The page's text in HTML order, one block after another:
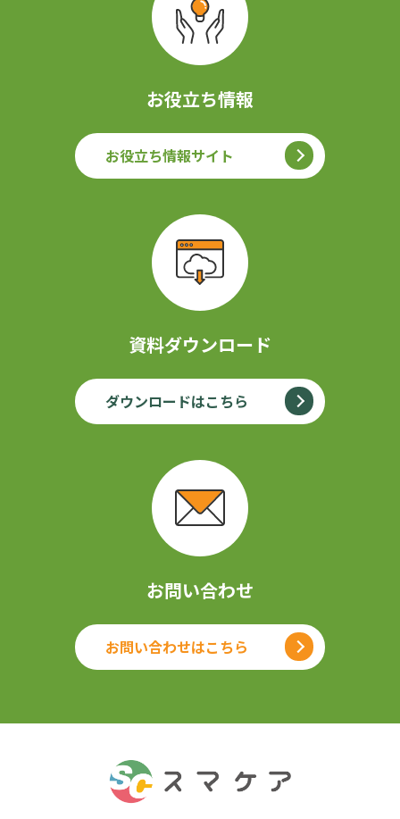
お役立ち情報
お役立ち情報サイト
資料ダウンロード
ダウンロードはこちら
お問い合わせ
お問い合わせはこちら